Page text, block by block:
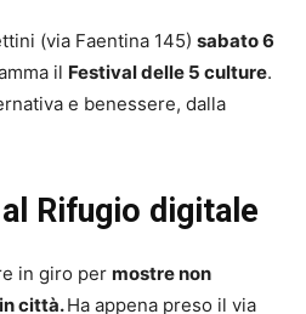
(via Faentina 145) sabato 6
il Festival delle 5 culture.
e benessere, dalla
Rifugio digitale
in giro per mostre non
città.Ha appena preso il via